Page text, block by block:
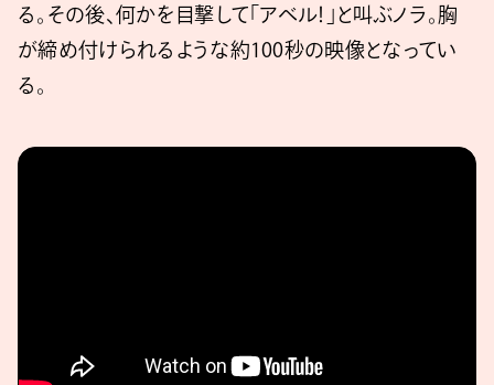
る。その後、何かを目撃して「アベル！」と叫ぶノラ。胸
が締め付けられるような約100秒の映像となってい
る。